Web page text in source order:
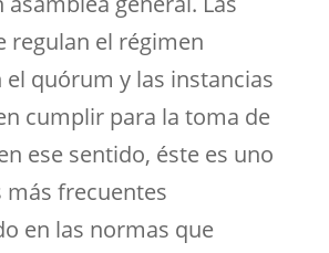
regulan el régimen
quórum y las instancias
cumplir para la toma de
ese sentido, éste es uno
más frecuentes
en las normas que